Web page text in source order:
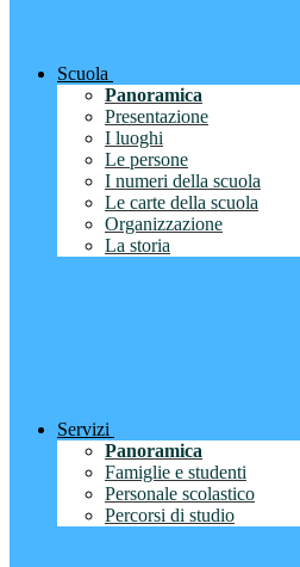
Scuola
Panoramica
Presentazione
I luoghi
Le persone
I numeri della scuola
Le carte della scuola
Organizzazione
La storia
Servizi
Panoramica
Famiglie e studenti
Personale scolastico
Percorsi di studio